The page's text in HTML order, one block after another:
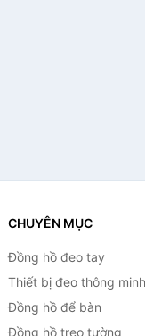
CHUYÊN MỤC
Đồng hồ đeo tay
Thiết bị đeo thông minh
Đồng hồ để bàn
Đồng hồ treo tường